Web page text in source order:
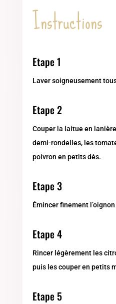
Instructions
Etape 1
Laver soigneusement
Etape 2
Couper la laitue en
demi-rondelles, les
poivron en petits dés.
Etape 3
Émincer finement
Etape 4
Rincer légèrement les
puis les couper en petits
Etape 5